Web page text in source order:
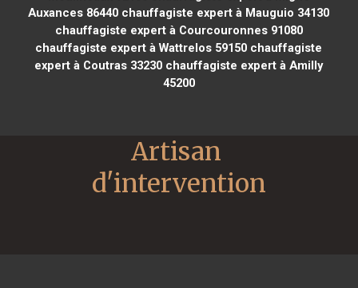
Auxances 86440 chauffagiste expert à Mauguio 34130
chauffagiste expert à Courcouronnes 91080
chauffagiste expert à Wattrelos 59150 chauffagiste
expert à Coutras 33230 chauffagiste expert à Amilly
45200
Artisan
d'intervention